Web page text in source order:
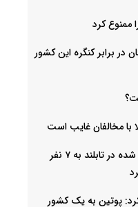
ممنوع کرد
در برابر کنگره این کشور
با مخالفان غایب است
تعداد دانش‌آموزان کشته شده در تابلند به ۷ نفر
پوتین به یک کشور